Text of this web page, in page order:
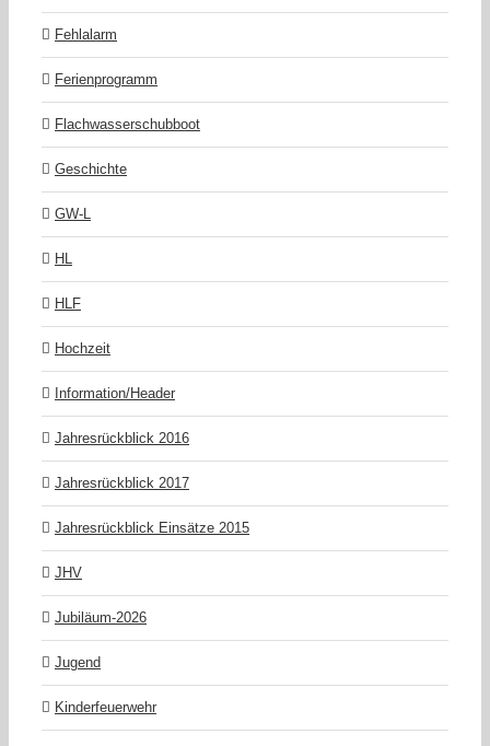
Fehlalarm
Ferienprogramm
Flachwasserschubboot
Geschichte
GW-L
HL
HLF
Hochzeit
Information/Header
Jahresrückblick 2016
Jahresrückblick 2017
Jahresrückblick Einsätze 2015
JHV
Jubiläum-2026
Jugend
Kinderfeuerwehr